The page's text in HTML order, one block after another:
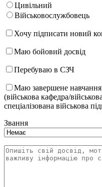
Цивільний
Військовослужбовець
Хочу підписати новий
Маю бойовий досвід
Перебуваю в СЗЧ
Маю завершене навчання
(військова кафедра/
спеціалізована військова
Звання